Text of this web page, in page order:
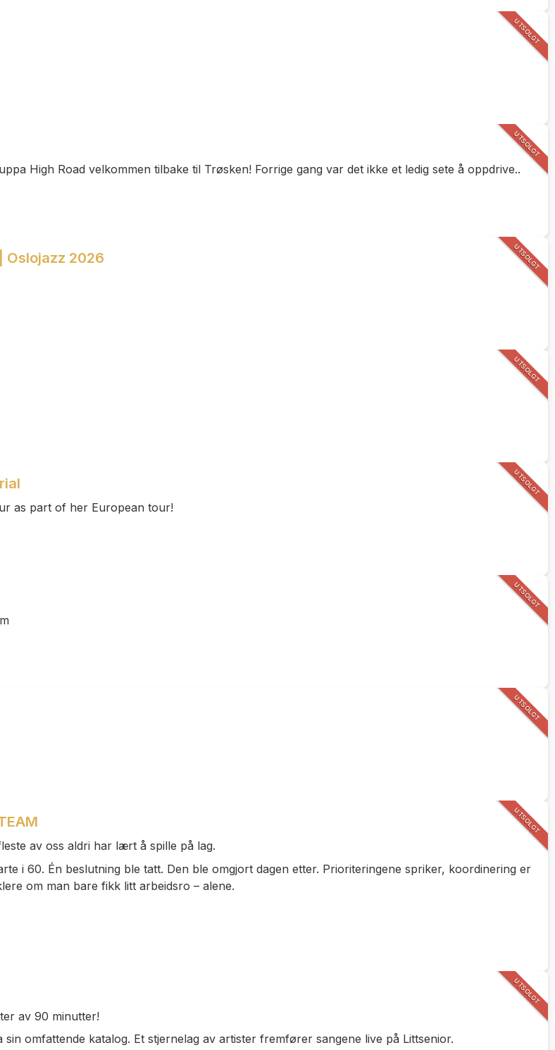
UTSOLGT
High Road velkommen tilbake til Trøsken! Forrige gang var det ikke et ledig sete å oppdrive..
UTSOLGT
Oslojazz 2026 UTSOLGT
UTSOLGT
as part of her European tour!
UTSOLGT
UTSOLGT
UTSOLGT
av oss aldri har lært å spille på lag.
i 60. Én beslutning ble tatt. Den ble omgjort dagen etter. Prioriteringene spriker, koordinering er
om man bare fikk litt arbeidsro – alene.
UTSOLGT
av 90 minutter!
omfattende katalog. Et stjernelag av artister fremfører sangene live på Littsenior.
UTSOLGT